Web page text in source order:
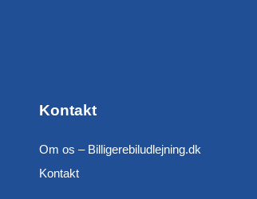
Kontakt
Om os – Billigerebiludlejning.dk
Kontakt